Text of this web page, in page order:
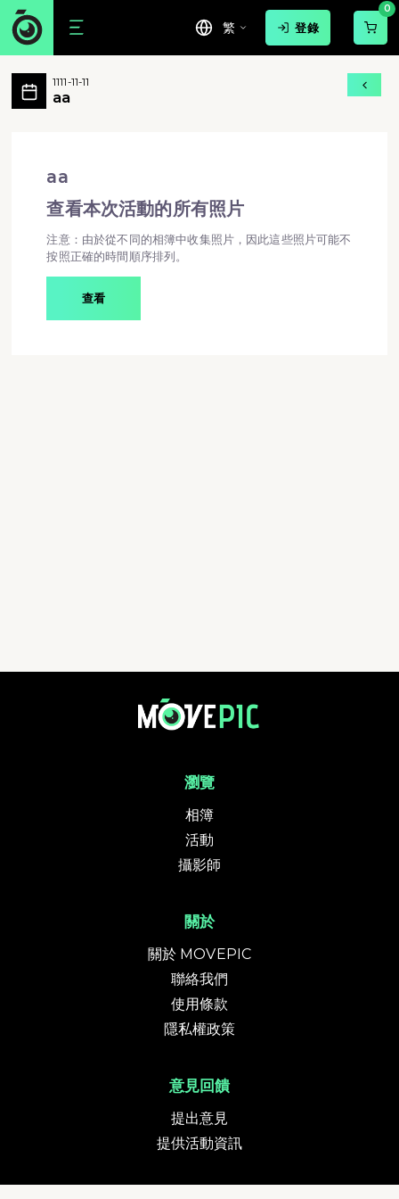
繁 登錄
0
aa 活動相簿 MovePic
aa 所有相片
1111-11-11
aa
aa
查看本次活動的所有照片
注意：由於從不同的相簿中收集照片，因此這些照片可能不
按照正確的時間順序排列。
查看
瀏覽
相簿
活動
攝影師
關於
關於 MOVEPIC
聯絡我們
使用條款
隱私權政策
意見回饋
提出意見
提供活動資訊